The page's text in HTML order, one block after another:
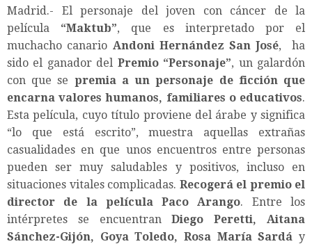
Madrid.- El personaje del joven con cáncer de la
película “Maktub”, que es interpretado por el
muchacho canario Andoni Hernández San José, ha
sido el ganador del Premio “Personaje”, un galardón
con que se premia a un personaje de ficción que
encarna valores humanos, familiares o educativos.
Esta película, cuyo título proviene del árabe y significa
“lo que está escrito”, muestra aquellas extrañas
casualidades en que unos encuentros entre personas
pueden ser muy saludables y positivos, incluso en
situaciones vitales complicadas. Recogerá el premio el
director de la película Paco Arango. Entre los
intérpretes se encuentranDiego Peretti, Aitana
Sánchez-Gijón, Goya Toledo, Rosa María Sardá y